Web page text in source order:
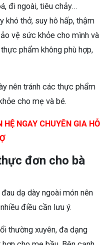
đi ngoài, tiêu chảy…
khó thở, suy hô hấp, thậm
vệ sức khỏe cho mình và
phẩm không phù hợp,
nên tránh các thực phẩm
cho mẹ và bé.
NGAY CHUYÊN GIA HỖ
đơn cho bà
dạ dày ngoài món nên
điều cần lưu ý.
thường xuyên, đa dạng